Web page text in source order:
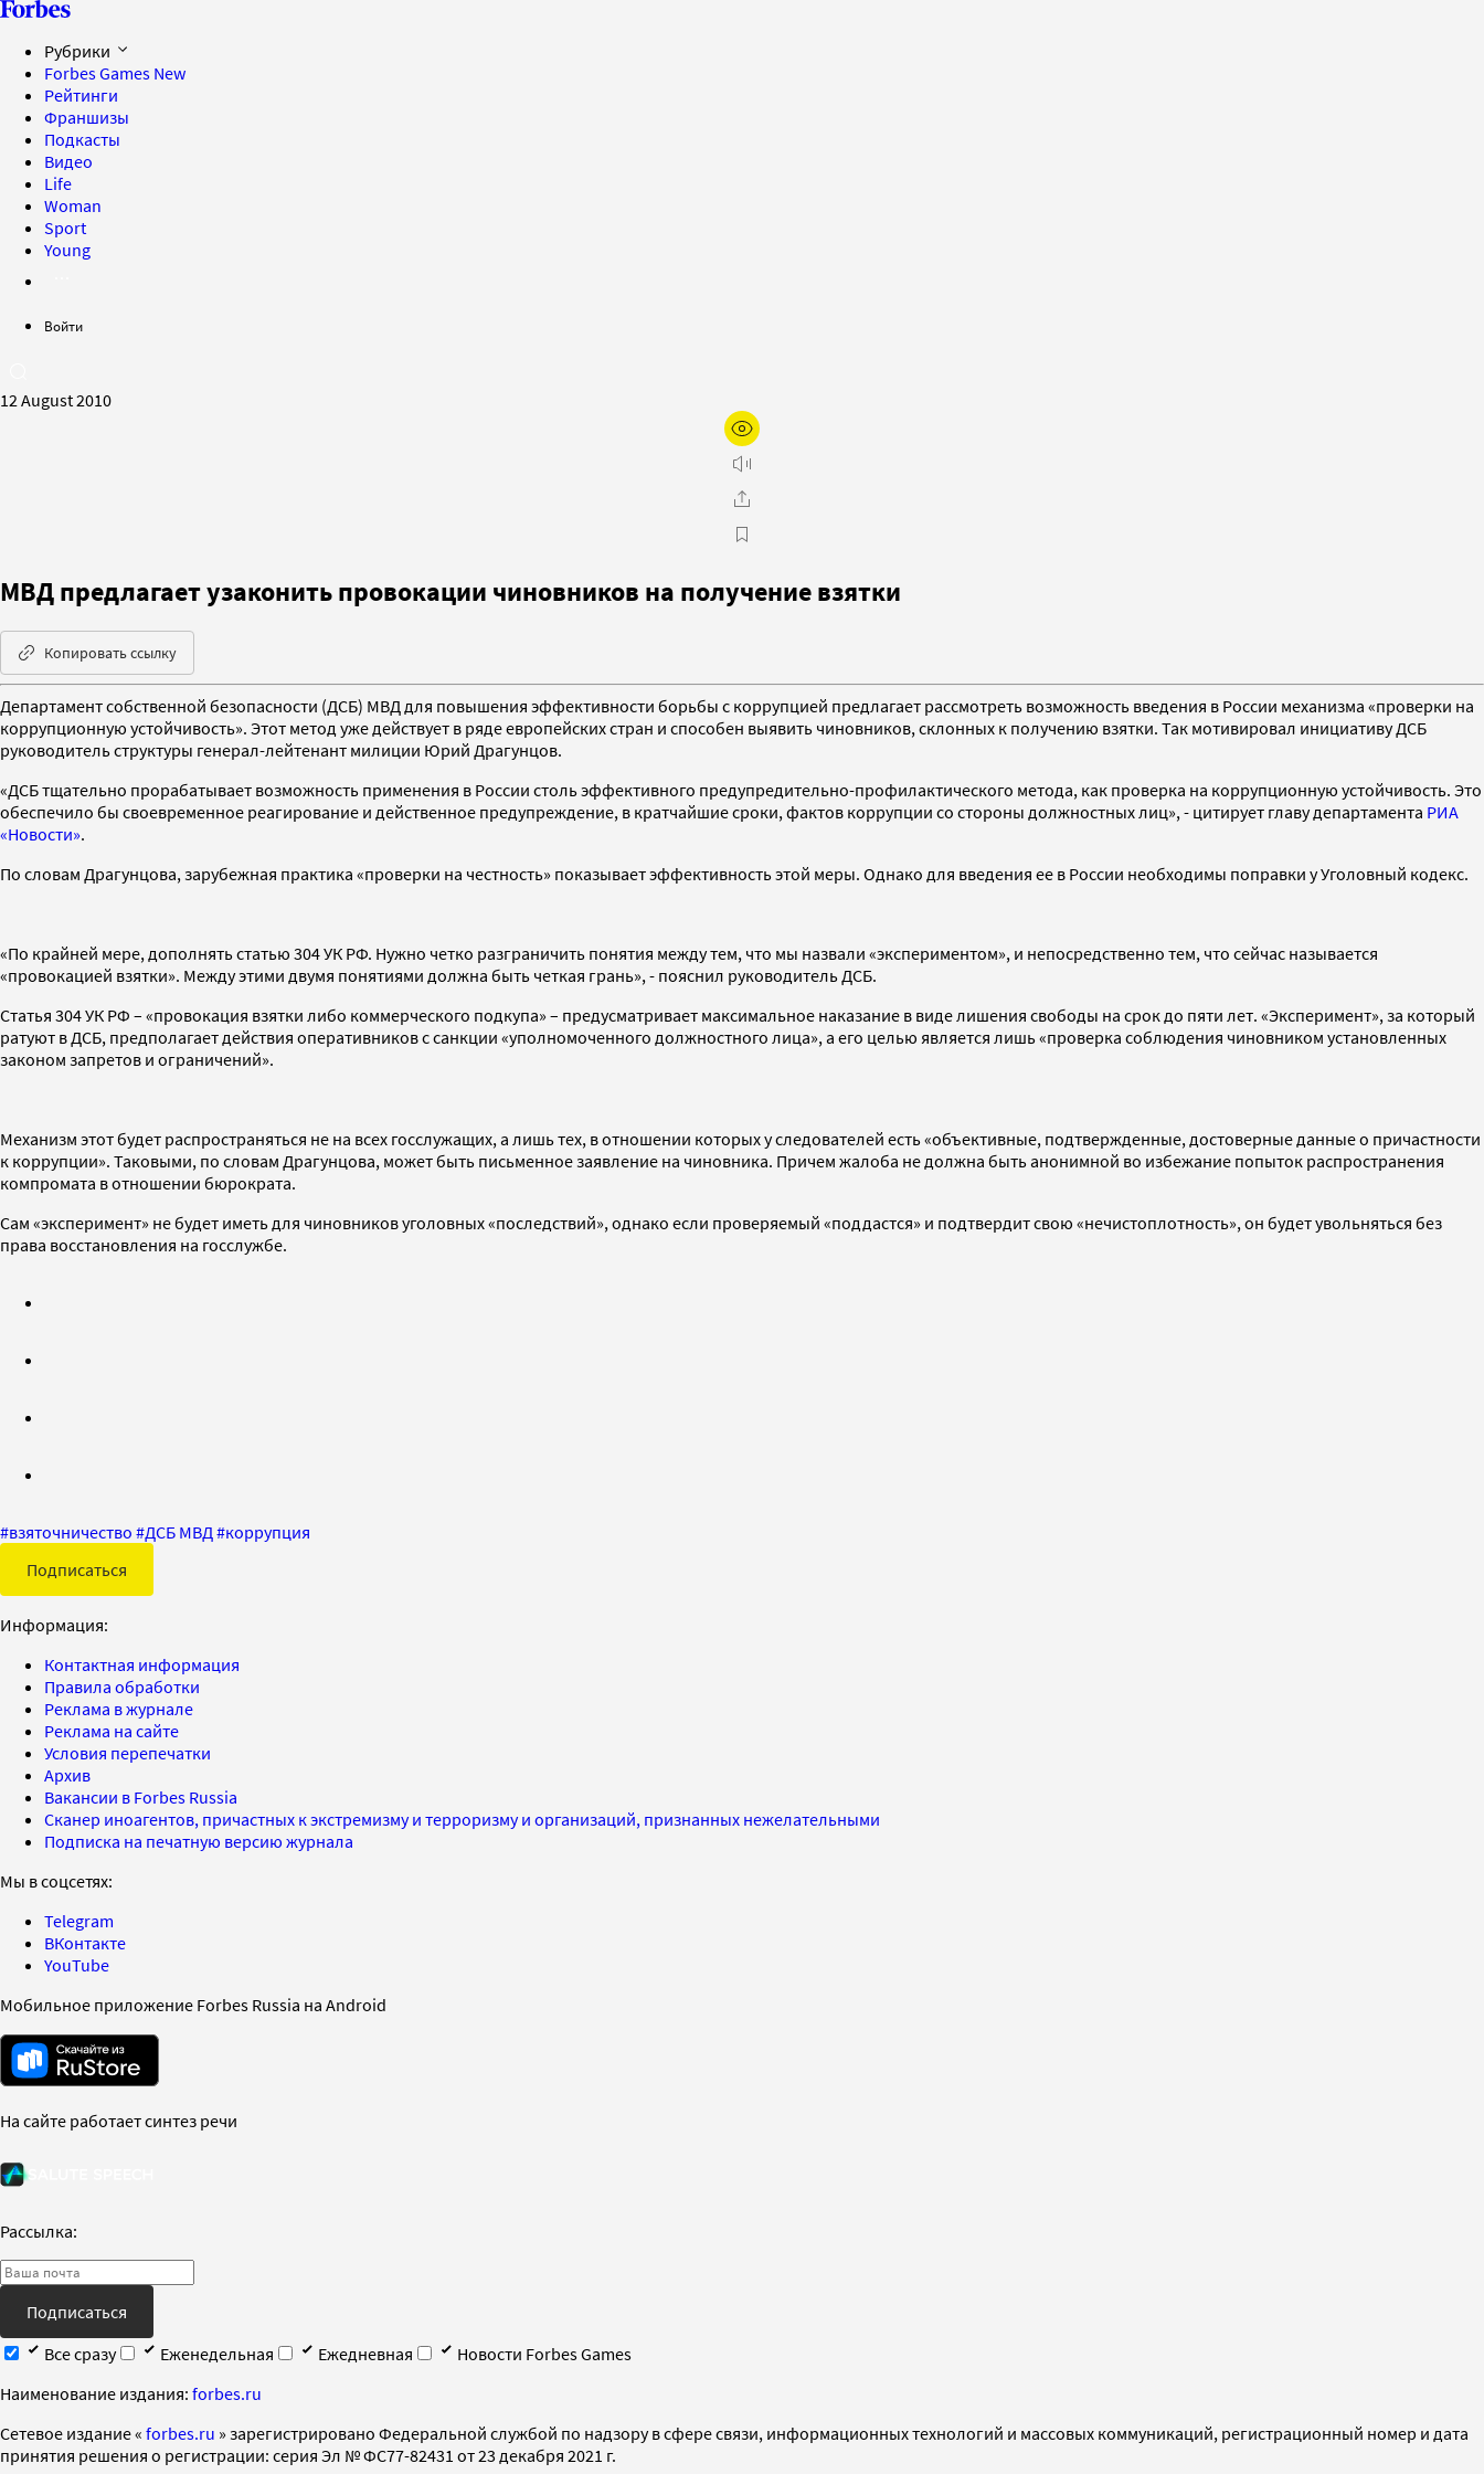
Рубрики
Forbes Games New
Рейтинги
Франшизы
Подкасты
Видео
Life
Woman
Sport
Young
Войти
12 August 2010
МВД предлагает узаконить провокации чиновников на получение взятки
Копировать ссылку
Департамент собственной безопасности (ДСБ) МВД для повышения эффективности борьбы с коррупцией предлагает рассмотреть возможность введения в России механизма «проверки на
коррупционную устойчивость». Этот метод уже действует в ряде европейских стран и способен выявить чиновников, склонных к получению взятки. Так мотивировал инициативу ДСБ
руководитель структуры генерал-лейтенант милиции Юрий Драгунцов.
«ДСБ тщательно прорабатывает возможность применения в России столь эффективного предупредительно-профилактического метода, как проверка на коррупционную устойчивость. Это
обеспечило бы своевременное реагирование и действенное предупреждение, в кратчайшие сроки, фактов коррупции со стороны должностных лиц», - цитирует главу департамента РИА
«Новости».
По словам Драгунцова, зарубежная практика «проверки на честность» показывает эффективность этой меры. Однако для введения ее в России необходимы поправки у Уголовный кодекс.
«По крайней мере, дополнять статью 304 УК РФ. Нужно четко разграничить понятия между тем, что мы назвали «экспериментом», и непосредственно тем, что сейчас называется
«провокацией взятки». Между этими двумя понятиями должна быть четкая грань», - пояснил руководитель ДСБ.
Статья 304 УК РФ – «провокация взятки либо коммерческого подкупа» – предусматривает максимальное наказание в виде лишения свободы на срок до пяти лет. «Эксперимент», за который
ратуют в ДСБ, предполагает действия оперативников с санкции «уполномоченного должностного лица», а его целью является лишь «проверка соблюдения чиновником установленных
законом запретов и ограничений».
Механизм этот будет распространяться не на всех госслужащих, а лишь тех, в отношении которых у следователей есть «объективные, подтвержденные, достоверные данные о причастности
к коррупции». Таковыми, по словам Драгунцова, может быть письменное заявление на чиновника. Причем жалоба не должна быть анонимной во избежание попыток распространения
компромата в отношении бюрократа.
Сам «эксперимент» не будет иметь для чиновников уголовных «последствий», однако если проверяемый «поддастся» и подтвердит свою «нечистоплотность», он будет увольняться без
права восстановления на госслужбе.
#взяточничество #ДСБ МВД #коррупция
Подписаться
Информация:
Контактная информация
Правила обработки
Реклама в журнале
Реклама на сайте
Условия перепечатки
Архив
Вакансии в Forbes Russia
Сканер иноагентов, причастных к экстремизму и терроризму и организаций, признанных нежелательными
Подписка на печатную версию журнала
Мы в соцсетях:
Telegram
ВКонтакте
YouTube
Мобильное приложение Forbes Russia на Android
На сайте работает синтез речи
Рассылка:
Подписаться
Все сразу
Еженедельная Ежедневная
Новости Forbes Games
Наименование издания: forbes.ru
Cетевое издание « forbes.ru » зарегистрировано Федеральной службой по надзору в сфере связи, информационных технологий и массовых коммуникаций, регистрационный номер и дата
принятия решения о регистрации: серия Эл № ФС77-82431 от 23 декабря 2021 г.